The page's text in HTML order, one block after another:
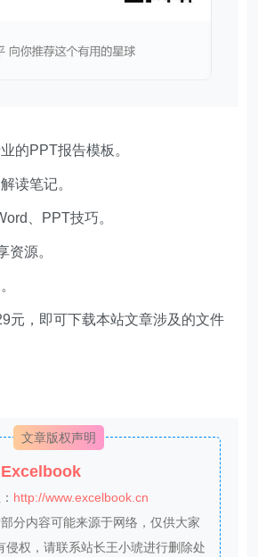
的PPT报告模板。
读笔记。
、PPT技巧。
资源。
元，即可下载本站文章涉及的文件
文章版权声明
Excelbook
http://www.excelbook.cn
分内容可能来源于网络，仅供大家
侵权，请联系站长王小琥进行删除处